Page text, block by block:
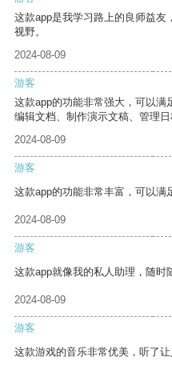
这款app是我学习路上的良师益
视野。
2024-08-09
游客
这款app的功能非常强大，可以
编辑文档、制作演示文稿、管理日
2024-08-09
游客
这款app的功能非常丰富，可以满
2024-08-09
游客
这款app就像我的私人助理，随时
2024-08-09
游客
这款游戏的音乐非常优美，听了让